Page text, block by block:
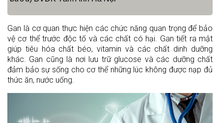
Gan là cơ quan thực hiện các chức năng quan trọng để bảo
vệ cơ thể trước độc tố và các chất có hại. Gan tiết ra mật
giúp tiêu hóa chất béo, vitamin và các chất dinh dưỡng
khác. Gan cũng là nơi lưu trữ glucose và các dưỡng chất
đảm bảo sự sống cho cơ thể những lúc không được nạp đủ
thức ăn, nước uống.